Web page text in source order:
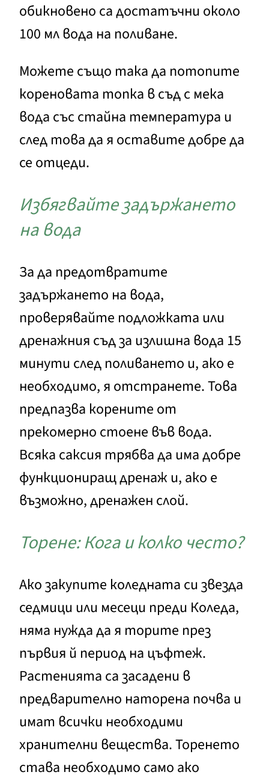
обикновено са достатъчни около
100 мл вода на поливане.
Можете също така да потопите
кореновата топка в съд с мека
вода със стайна температура и
след това да я оставите добре да
се отцеди.
Избягвайте задържането
на вода
За да предотвратите
задържането на вода,
проверявайте подложката или
дренажния съд за излишна вода 15
минути след поливането и, ако е
необходимо, я отстранете. Това
предпазва корените от
прекомерно стоене във вода.
Всяка саксия трябва да има добре
функциониращ дренаж и, ако е
възможно, дренажен слой.
Торене: Кога и колко често?
Ако закупите коледната си звезда
седмици или месеци преди Коледа,
няма нужда да я торите през
първия й период на цъфтеж.
Растенията са засадени в
предварително наторена почва и
имат всички необходими
хранителни вещества. Торенето
става необходимо само ако